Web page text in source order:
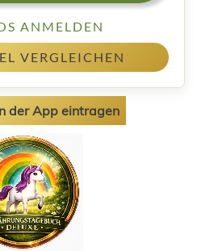
ANMELDEN
VERGLEICHEN
der App eintragen